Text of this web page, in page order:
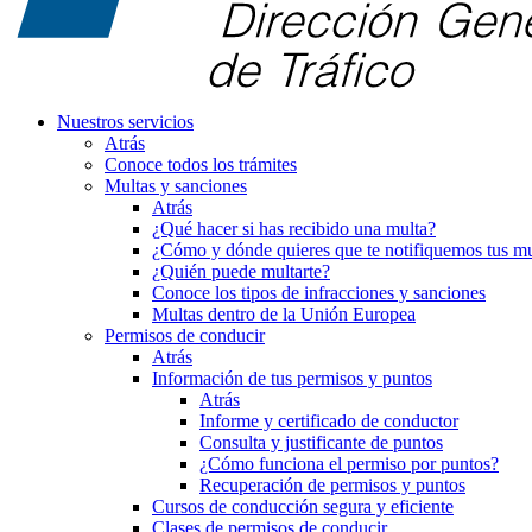
Nuestros servicios
Atrás
Conoce todos los trámites
Multas y sanciones
Atrás
¿Qué hacer si has recibido una multa?
¿Cómo y dónde quieres que te notifiquemos tus
¿Quién puede multarte?
Conoce los tipos de infracciones y sanciones
Multas dentro de la Unión Europea
Permisos de conducir
Atrás
Información de tus permisos y puntos
Atrás
Informe y certificado de conductor
Consulta y justificante de puntos
¿Cómo funciona el permiso por puntos?
Recuperación de permisos y puntos
Cursos de conducción segura y eficiente